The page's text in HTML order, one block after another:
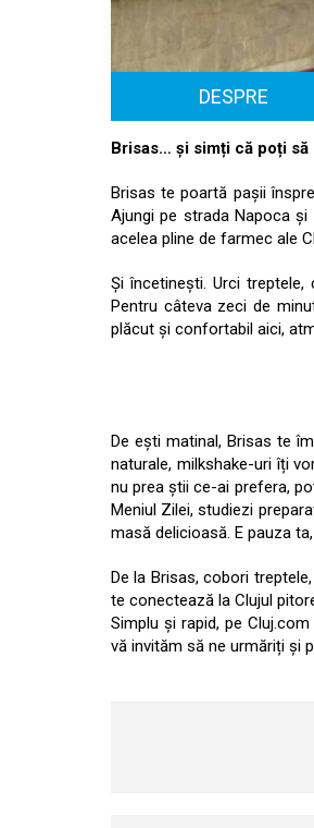
DESPRE
Brisas… și simți că poți
Brisas te poartă pașii
Ajungi pe strada Napoca
acelea pline de farmec ale
Și încetinești. Urci
Pentru câteva zeci de
plăcut și confortabil aici,
De ești matinal, Brisas te
naturale, milkshake-uri îți
nu prea știi ce-ai prefera,
Meniul Zilei, studiezi
masă delicioasă. E pauza
De la Brisas, cobori
te conectează la Clujul
Simplu și rapid, pe
vă invităm să ne urmăriți și